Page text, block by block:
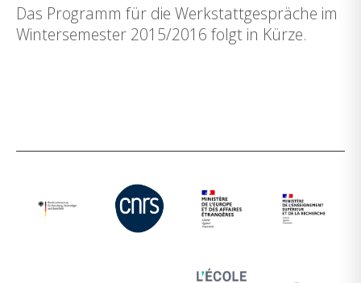
Das Programm für die Werkstattgespräche im
Wintersemester 2015/2016 folgt in Kürze.